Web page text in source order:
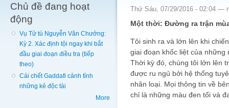
Chủ đề đang hoạt
động
Vụ Tử tù Nguyễn Văn Chưởng:
Kỳ 2. Xác định tội ngay khi bắt
đầu giai đoạn điều tra (tiếp
theo)
Cái chết Gaddafi cảnh tỉnh
những kẻ độc tài
More
Thứ Sáu, 07/29/2016 - 02:04 —
Một thời: Đường ra trận
Tôi sinh ra và lớn lên khi
giai đoạn khốc liệt của
Thời kỳ đó, chúng tôi lớn lên
được ru ngủ bởi hệ thống
nhân loại. Mọi thông tin về
chỉ là những màu đen tối và